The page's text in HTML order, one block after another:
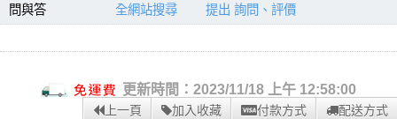
問與答 全網站搜尋 提出 詢問、評價
更新時間：2023/11/18 上午 12:58:00
上一頁 加入收藏 付款方式 配送方式